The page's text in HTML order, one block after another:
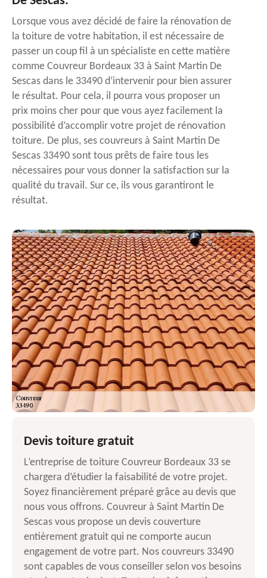
Lorsque vous avez décidé de faire la rénovation de
la toiture de votre habitation, il est nécessaire de
passer un coup fil à un spécialiste en cette matière
comme Couvreur Bordeaux 33 à Saint Martin De
Sescas dans le 33490 d’intervenir pour bien assurer
le résultat. Pour cela, il pourra vous proposer un
prix moins cher pour que vous ayez facilement la
possibilité d’accomplir votre projet de rénovation
toiture. De plus, ses couvreurs à Saint Martin De
Sescas 33490 sont tous prêts de faire tous les
nécessaires pour vous donner la satisfaction sur la
qualité du travail. Sur ce, ils vous garantiront le
résultat.
Devis toiture gratuit
L’entreprise de toiture Couvreur Bordeaux 33 se
chargera d’étudier la faisabilité de votre projet.
Soyez financièrement préparé grâce au devis que
nous vous offrons. Couvreur à Saint Martin De
Sescas vous propose un devis couverture
entièrement gratuit qui ne comporte aucun
engagement de votre part. Nos couvreurs 33490
sont capables de vous conseiller selon vos besoins